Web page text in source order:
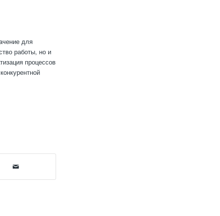
для
работы, но и
процессов